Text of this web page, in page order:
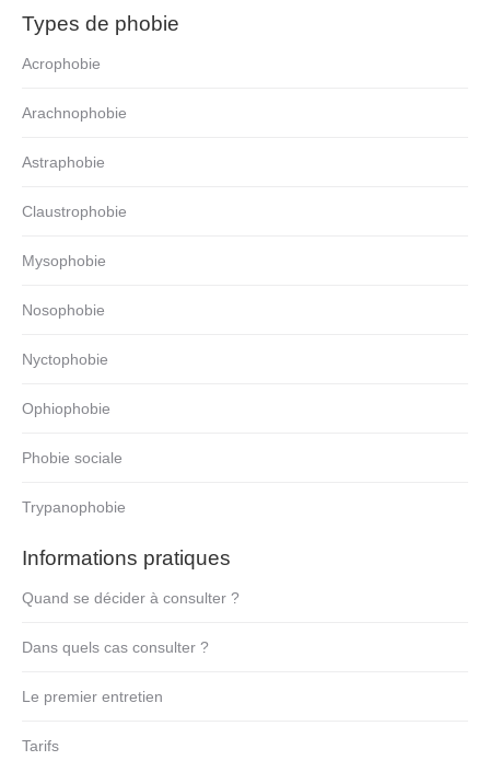
Types de phobie
Acrophobie
Arachnophobie
Astraphobie
Claustrophobie
Mysophobie
Nosophobie
Nyctophobie
Ophiophobie
Phobie sociale
Trypanophobie
Informations pratiques
Quand se décider à consulter ?
Dans quels cas consulter ?
Le premier entretien
Tarifs